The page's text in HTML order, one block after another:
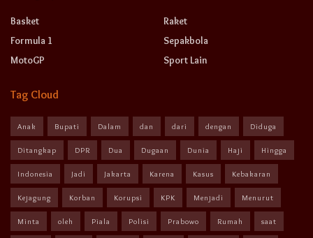
Basket
Formula 1
MotoGP
Raket
Sepakbola
Sport Lain
Tag Cloud
Anak Bupati Dalam dan dari dengan Diduga
Ditangkap DPR Dua Dugaan Dunia Haji Hingga
Indonesia Jadi Jakarta Karena Kasus Kebakaran
Kejagung Korban Korupsi KPK Menjadi Menurut
Minta oleh Piala Polisi Prabowo Rumah saat